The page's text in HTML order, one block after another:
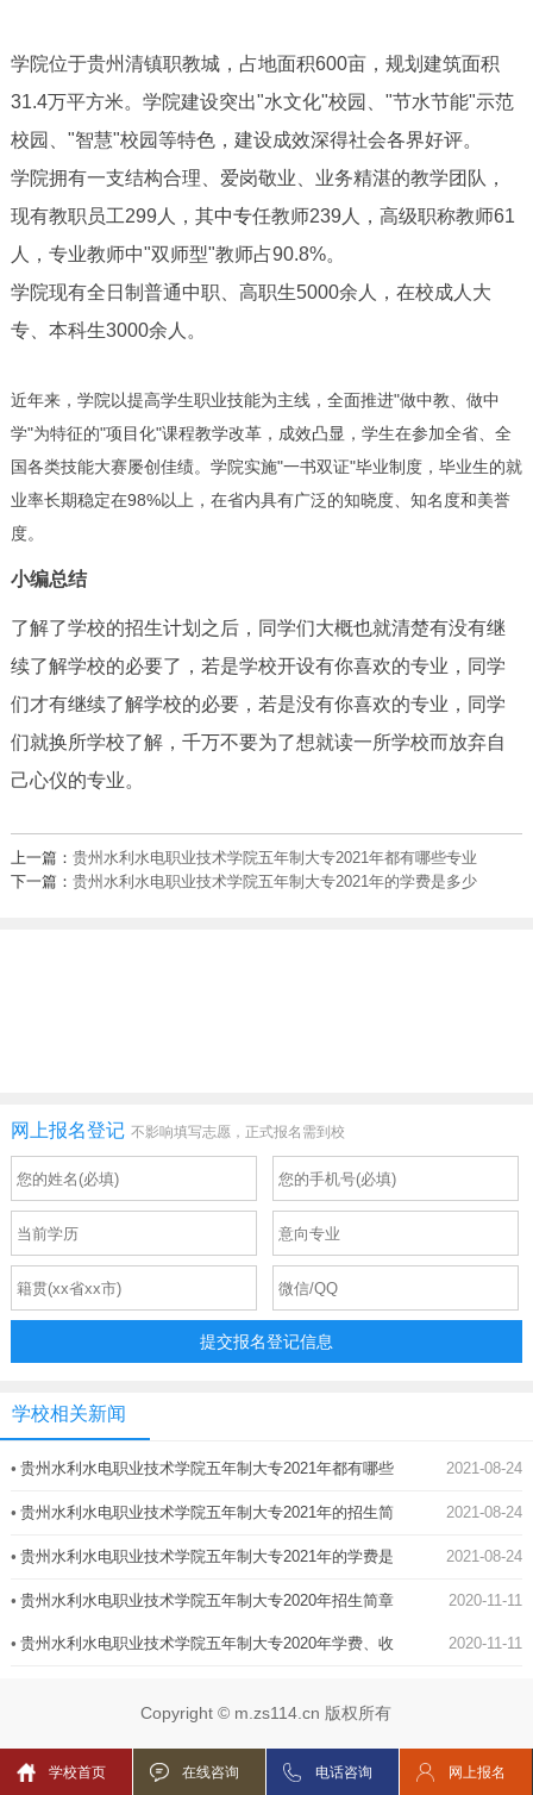
学院位于贵州清镇职教城，占地面积600亩，规划建筑面积
31.4万平方米。学院建设突出"水文化"校园、"节水节能"示范
校园、"智慧"校园等特色，建设成效深得社会各界好评。
学院拥有一支结构合理、爱岗敬业、业务精湛的教学团队，
现有教职员工299人，其中专任教师239人，高级职称教师61
人，专业教师中"双师型"教师占90.8%。
学院现有全日制普通中职、高职生5000余人，在校成人大
专、本科生3000余人。
近年来，学院以提高学生职业技能为主线，全面推进"做中教、做中
学"为特征的"项目化"课程教学改革，成效凸显，学生在参加全省、全
国各类技能大赛屡创佳绩。学院实施"一书双证"毕业制度，毕业生的就
业率长期稳定在98%以上，在省内具有广泛的知晓度、知名度和美誉
度。
小编总结
了解了学校的招生计划之后，同学们大概也就清楚有没有继
续了解学校的必要了，若是学校开设有你喜欢的专业，同学
们才有继续了解学校的必要，若是没有你喜欢的专业，同学
们就换所学校了解，千万不要为了想就读一所学校而放弃自
己心仪的专业。
上一篇： 贵州水利水电职业技术学院五年制大专2021年都有哪些专业
下一篇： 贵州水利水电职业技术学院五年制大专2021年的学费是多少
网上报名登记 不影响填写志愿，正式报名需到校
提交报名登记信息
学校相关新闻
• 贵州水利水电职业技术学院五年制大专2021年都有哪些
专业
2021-08-24
• 贵州水利水电职业技术学院五年制大专2021年的招生简
章
2021-08-24
• 贵州水利水电职业技术学院五年制大专2021年的学费是
多少
2021-08-24
• 贵州水利水电职业技术学院五年制大专2020年招生简章 2020-11-11
• 贵州水利水电职业技术学院五年制大专2020年学费、收 2020-11-11
Copyright © m.zs114.cn 版权所有
学校首页 在线咨询 电话咨询 网上报名